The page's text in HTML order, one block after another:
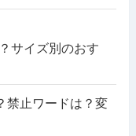
サイズ別のおす
禁止ワードは？変